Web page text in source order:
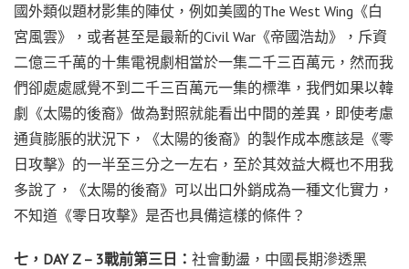
國外類似題材影集的陣仗，例如美國的The West Wing《白
宮風雲》，或者甚至是最新的Civil War《帝國浩劫》，斥資
二億三千萬的十集電視劇相當於一集二千三百萬元，然而我
們卻處處感覺不到二千三百萬元一集的標準，我們如果以韓
劇《太陽的後裔》做為對照就能看出中間的差異，即使考慮
通貨膨脹的狀況下，《太陽的後裔》的製作成本應該是《零
日攻擊》的一半至三分之一左右，至於其效益大概也不用我
多說了，《太陽的後裔》可以出口外銷成為一種文化實力，
不知道《零日攻擊》是否也具備這樣的條件？
七，DAY Z – 3戰前第三日： 社會動盪，中國長期滲透黑